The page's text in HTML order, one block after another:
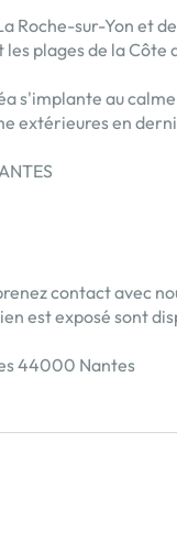
Roche-sur-Yon et
plages de la Côte
s'implante au
extérieures en
contact avec
est exposé sont
44000 Nantes